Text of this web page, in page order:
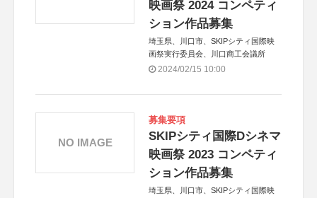
映画祭 2024 コンペティ
ション作品募集
埼玉県、川口市、SKIPシティ国際映
画祭実行委員会、川口商工会議所
2024/02/15 10:00
募集要項
SKIPシティ国際Dシネマ
映画祭 2023 コンペティ
ション作品募集
埼玉県、川口市、SKIPシティ国際映
NO IMAGE